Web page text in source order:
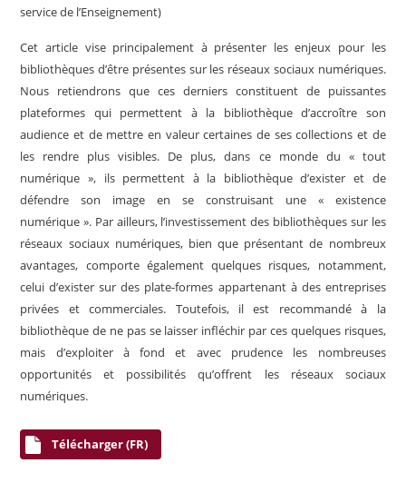
service de l’Enseignement)
Cet article vise principalement à présenter les enjeux pour les
bibliothèques d’être présentes sur les réseaux sociaux numériques.
Nous retiendrons que ces derniers constituent de puissantes
plateformes qui permettent à la bibliothèque d’accroître son
audience et de mettre en valeur certaines de ses collections et de
les rendre plus visibles. De plus, dans ce monde du « tout
numérique », ils permettent à la bibliothèque d’exister et de
défendre son image en se construisant une « existence
numérique ». Par ailleurs, l’investissement des bibliothèques sur les
réseaux sociaux numériques, bien que présentant de nombreux
avantages, comporte également quelques risques, notamment,
celui d’exister sur des plate-formes appartenant à des entreprises
privées et commerciales. Toutefois, il est recommandé à la
bibliothèque de ne pas se laisser infléchir par ces quelques risques,
mais d’exploiter à fond et avec prudence les nombreuses
opportunités et possibilités qu’offrent les réseaux sociaux
numériques.
Télécharger (FR)